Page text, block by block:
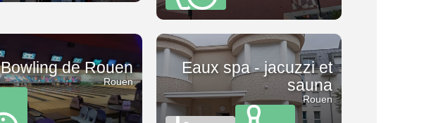
Bowling de Rouen
Rouen
Eaux spa - jacuzzi et
sauna
Rouen